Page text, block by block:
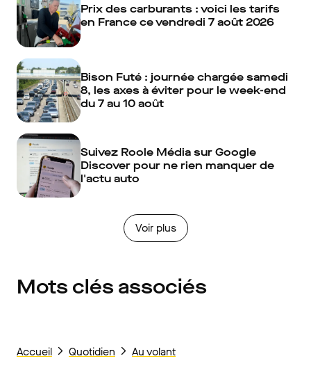
Prix des carburants : voici les tarifs
en France ce vendredi 7 août 2026
Bison Futé : journée chargée samedi
8, les axes à éviter pour le week-end
du 7 au 10 août
Suivez Roole Média sur Google
Discover pour ne rien manquer de
l'actu auto
Voir plus
Mots clés associés
Accueil Quotidien Au volant